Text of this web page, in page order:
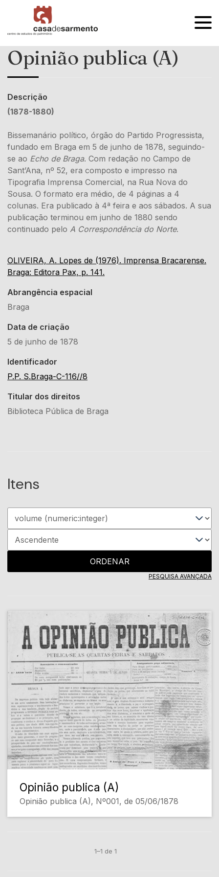
OPEN
Opinião publica (A)
Descrição
(1878-1880)
Bissemanário político, órgão do Partido Progressista,
fundado em Braga em 5 de junho de 1878, seguindo-
se ao Echo de Braga. Com redação no Campo de
Sant’Ana, nº 52, era composto e impresso na
Tipografia Imprensa Comercial, na Rua Nova do
Sousa. O formato era médio, de 4 páginas a 4
colunas. Era publicado à 4ª feira e aos sábados. A sua
publicação terminou em junho de 1880 sendo
continuado pelo A Correspondência do Norte.
OLIVEIRA, A. Lopes de (1976). Imprensa Bracarense.
Braga: Editora Pax, p. 141.
Abrangência espacial
Braga
Data de criação
5 de junho de 1878
Identificador
P.P. S.Braga-C-116//8
Titular dos direitos
Biblioteca Pública de Braga
Itens
ORDENAR
PESQUISA AVANÇADA
Opinião publica (A)
Opinião publica (A), Nº001, de 05/06/1878
1–1 de 1